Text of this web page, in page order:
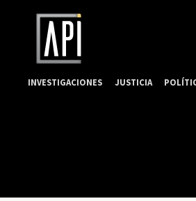
INVESTIGACIONES JUSTICIA